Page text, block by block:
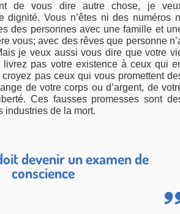
de vous dire autre chose, je
dignité. Vous n’êtes ni des numéros
des personnes avec une famille et
vous; avec des rêves que personne
je veux aussi vous dire que votre
livrez pas votre existence à ceux qui
pas ceux qui vous promettent
de votre corps ou d’argent, de
Ces fausses promesses sont
industries de la mort.
devenir un examen de
conscience